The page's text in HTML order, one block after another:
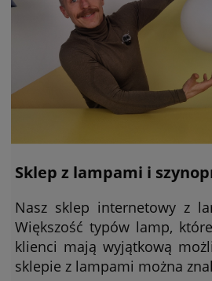
Sklep z lampami i
Nasz sklep internetowy z
Większość typów lamp,
klienci mają wyjątkową
sklepie z lampami można